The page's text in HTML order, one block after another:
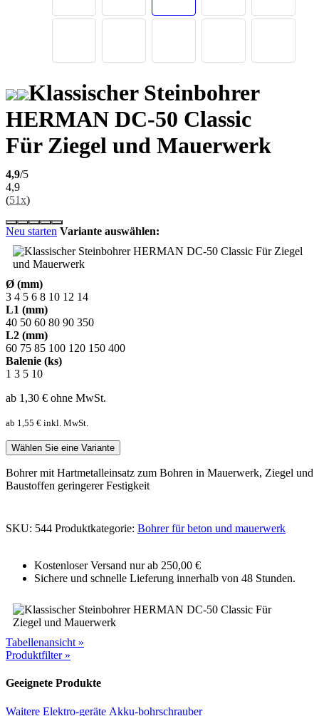
Klassischer Steinbohrer
HERMAN DC-50 Classic
Für Ziegel und Mauerwerk
4,9/5
4,9
(51x)
Neu starten Variante auswählen:
Ø (mm)
3 4 5 6 8 10 12 14
L1 (mm)
40 50 60 80 90 350
L2 (mm)
60 75 85 100 120 150 400
Balenie (ks)
1 3 5 10
ab 1,30 € ohne MwSt.
ab 1,55 € inkl. MwSt.
Wählen Sie eine Variante
Bohrer mit Hartmetalleinsatz zum Bohren in Mauerwerk, Ziegel und
Baustoffen geringerer Festigkeit
SKU: 544 Produktkategorie: Bohrer für beton und mauerwerk
Kostenloser Versand nur ab 250,00 €
Sichere und schnelle Lieferung innerhalb von 48 Stunden.
Tabellenansicht »
Produktfilter »
Geeignete Produkte
Waitere Elektro-geräte Akku-bohrschrauber